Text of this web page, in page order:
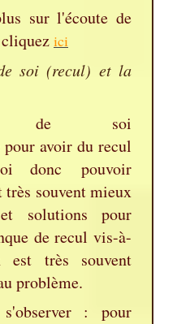
sur l'écoute de
ici
soi (recul) et la
de soi
avoir du recul
donc pouvoir
souvent mieux
solutions pour
de recul vis-à-
très souvent
problème.
: pour